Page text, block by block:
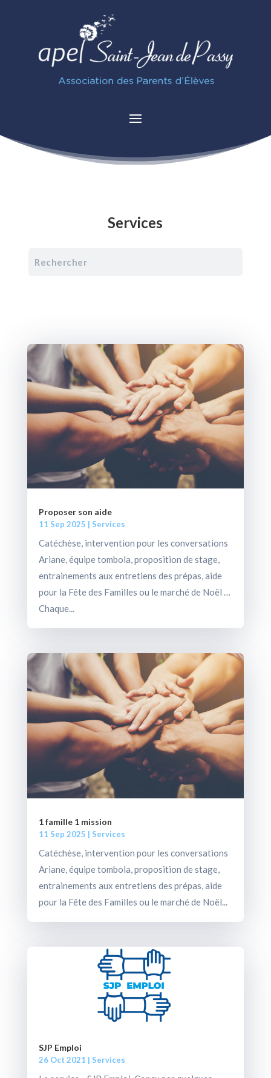
Services
Proposer son aide
11 Sep 2025 | Services
Catéchèse, intervention pour les conversations
Ariane, équipe tombola, proposition de stage,
entrainements aux entretiens des prépas, aide
pour la Fête des Familles ou le marché de Noël …
Chaque...
1 famille 1 mission
11 Sep 2025 | Services
Catéchèse, intervention pour les conversations
Ariane, équipe tombola, proposition de stage,
entrainements aux entretiens des prépas, aide
pour la Fête des Familles ou le marché de Noël...
SJP Emploi
26 Oct 2021 | Services